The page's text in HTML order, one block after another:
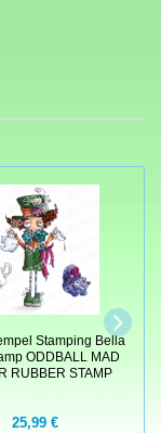
Stamping Bella
ODDBALL MAD
RUBBER STAMP
25,99 €